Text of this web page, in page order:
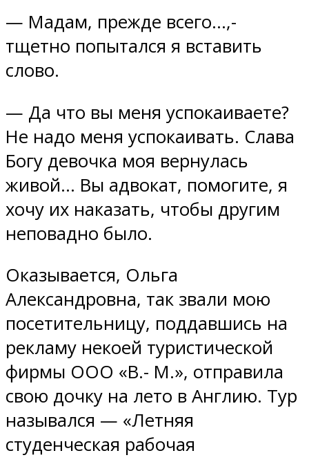
— Мадам, прежде всего…,-
тщетно попытался я вставить
слово.
— Да что вы меня успокаиваете?
Не надо меня успокаивать. Слава
Богу девочка моя вернулась
живой… Вы адвокат, помогите, я
хочу их наказать, чтобы другим
неповадно было.
Оказывается, Ольга
Александровна, так звали мою
посетительницу, поддавшись на
рекламу некоей туристической
фирмы ООО «В.- М.», отправила
свою дочку на лето в Англию. Тур
назывался — «Летняя
студенческая рабочая